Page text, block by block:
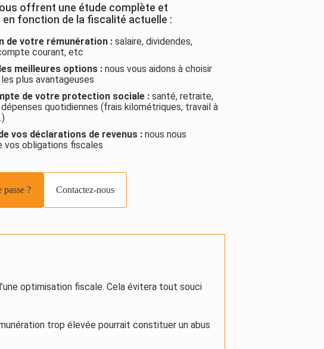
offrent une étude complète et
en fonction de la fiscalité actuelle :
de votre rémunération :salaire, dividendes,
courant, etc
meilleures options : nous vous aidons à choisir
plus avantageuses
de votre protection sociale :santé, retraite,
quotidiennes (frais kilométriques, travail à
vos déclarations de revenus :nous nous
vos obligations fiscales
passe ? Contactez-nous
optimisation fiscale. Cela évitera tout souci
trop élevée pourrait constituer un abus